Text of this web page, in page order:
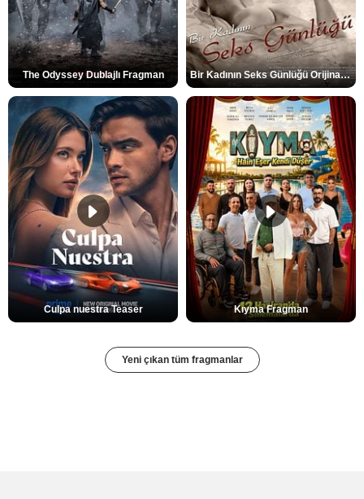
The Odyssey Dublajlı Fragman Bir Kadının Seks Günlüğü Orijinal Fragman
Culpa nuestra Teaser Kıyma Fragman
Yeni çıkan tüm fragmanlar